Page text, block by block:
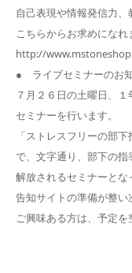
自己表現や情報発信力
こちらからお求めになれ
http://
● ライブセミナーのお
７月２６日の土曜日、
セミナーを行います。
「ストレスフリーの部下
で、文字通り、部下の
解放されるセミナーとな
告知サイトの準備が整い
ご興味ある方は、予定を